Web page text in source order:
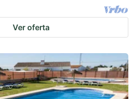
Ver oferta